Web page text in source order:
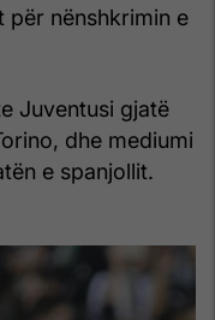
për nënshkrimin e
Juventusi gjatë
dhe mediumi
e spanjollit.